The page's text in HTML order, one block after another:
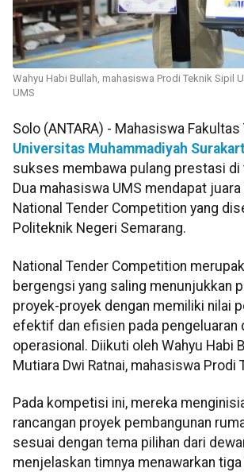
Wahyu Habi Bullah, mahasiswa Prodi Teknik Sipil
UMS
Solo (ANTARA) - Mahasiswa Fakultas
Universitas Muhammadiyah
sukses membawa pulang prestasi di
Dua mahasiswa UMS mendapat
National Tender Competition yang
Politeknik Negeri Semarang.
National Tender Competition
bergengsi yang saling menunjukkan
proyek-proyek dengan memiliki nilai
efektif dan efisien pada pengeluaran
operasional. Diikuti oleh Wahyu Habi
Mutiara Dwi Ratnai, mahasiswa Prodi
Pada kompetisi ini, mereka
rancangan proyek pembangunan
sesuai dengan tema pilihan dari
menjelaskan timnya menawarkan